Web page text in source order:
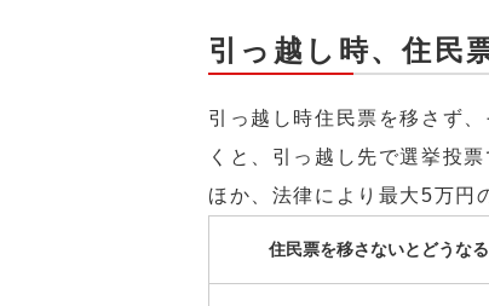
引っ越し時、住民
引っ越し時住民票を移さず
くと、引っ越し先で選挙投
ほか、法律により最大5万円
住民票を移さないとどうなる